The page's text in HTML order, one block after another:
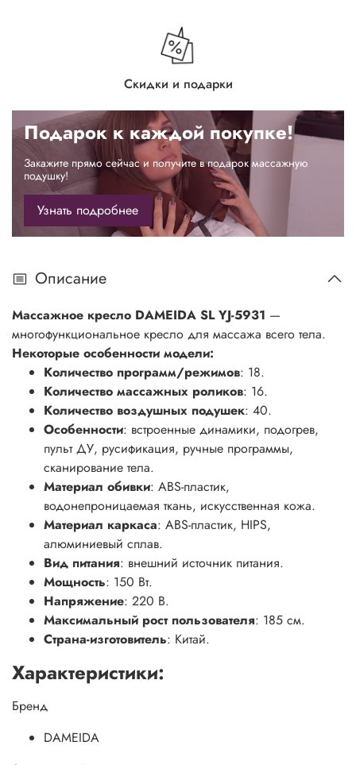
Скидки и подарки
Подарок к каждой покупке!
Закажите прямо сейчас и получите в подарок массажную
подушку!
Узнать подробнее
Описание
Массажное кресло DAMEIDA SL YJ-5931 —
многофункциональное кресло для массажа всего тела.
Некоторые особенности модели:
Количество программ/режимов: 18.
Количество массажных роликов: 16.
Количество воздушных подушек: 40.
Особенности: встроенные динамики, подогрев,
пульт ДУ, русификация, ручные программы,
сканирование тела.
Материал обивки: ABS-пластик,
водонепроницаемая ткань, искусственная кожа.
Материал каркаса: ABS-пластик, HIPS,
алюминиевый сплав.
Вид питания: внешний источник питания.
Мощность: 150 Вт.
Напряжение: 220 В.
Максимальный рост пользователя: 185 см.
Страна-изготовитель: Китай.
Характеристики:
Бренд
DAMEIDA